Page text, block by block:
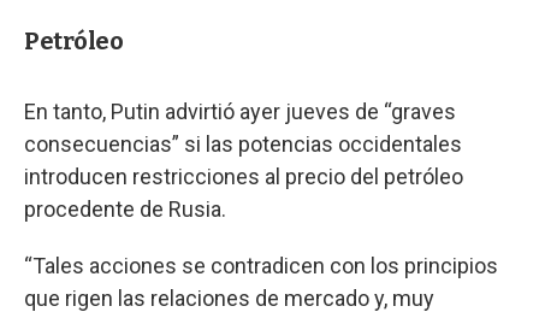
Petróleo
En tanto, Putin advirtió ayer jueves de “graves
consecuencias” si las potencias occidentales
introducen restricciones al precio del petróleo
procedente de Rusia.
“Tales acciones se contradicen con los principios
que rigen las relaciones de mercado y, muy